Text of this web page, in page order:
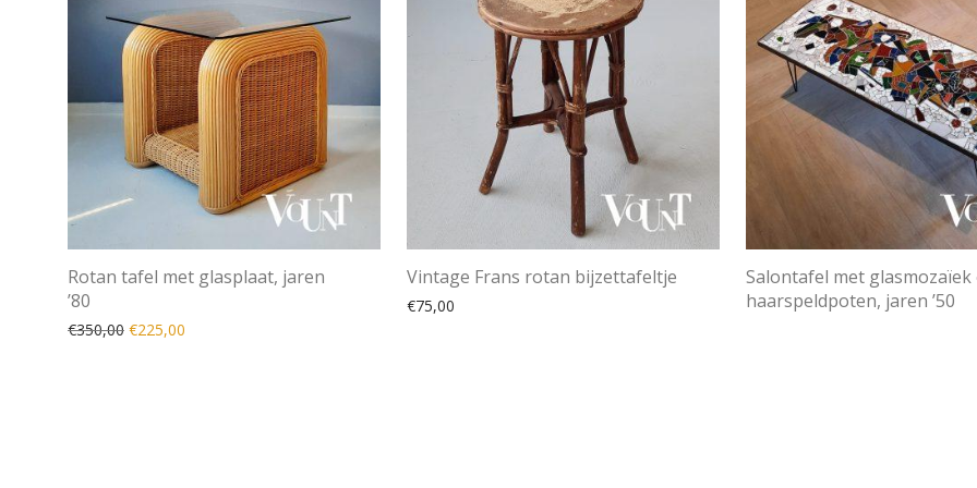
Rotan tafel met glasplaat, jaren
’80
€350,00 Oorspronkelijke prijs was: €350,00.
€225,00
Vintage Frans rotan bijzettafeltje
€75,00
Salontafel met glasmozaïek
haarspeldpoten, jaren ’50